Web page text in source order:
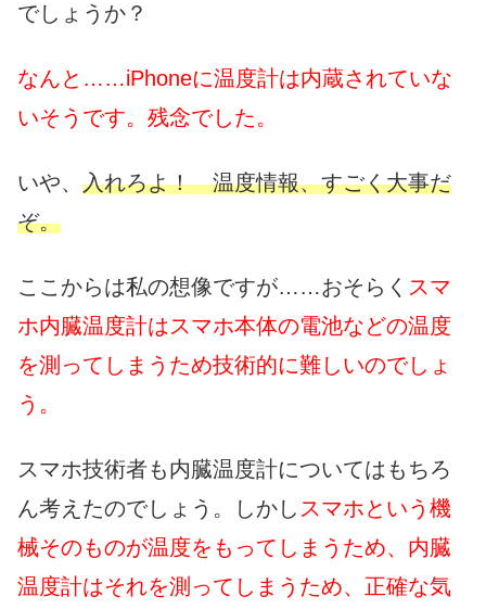
でしょうか？
なんと……iPhoneに温度計は内蔵されていな
いそうです。残念でした。
いや、 入れろよ！ 温度情報、すごく大事だ
ぞ。
ここからは私の想像ですが……おそらく スマ
ホ内臓温度計はスマホ本体の電池などの温度
を測ってしまうため技術的に難しいのでしょ
う。
スマホ技術者も内臓温度計についてはもちろ
ん考えたのでしょう。しかしスマホという機
械そのものが温度をもってしまうため、内臓
温度計はそれを測ってしまうため、正確な気